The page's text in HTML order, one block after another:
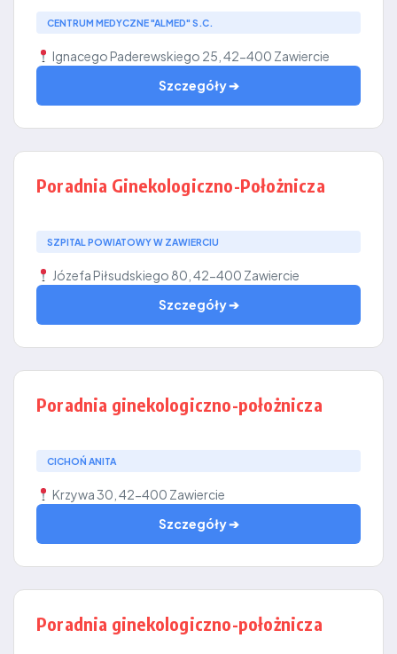
CENTRUM MEDYCZNE "ALMED" S.C.
Ignacego Paderewskiego 25, 42-400 Zawiercie
Szczegóły ➔
Poradnia Ginekologiczno-Położnicza
SZPITAL POWIATOWY W ZAWIERCIU
Józefa Piłsudskiego 80, 42-400 Zawiercie
Szczegóły ➔
Poradnia ginekologiczno-położnicza
CICHOŃ ANITA
Krzywa 30, 42-400 Zawiercie
Szczegóły ➔
Poradnia ginekologiczno-położnicza